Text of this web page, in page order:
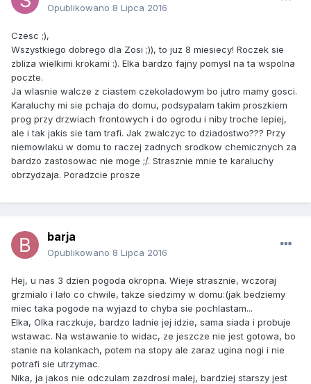
Opublikowano 8 Lipca 2016
Czesc ;),
Wszystkiego dobrego dla Zosi ;)), to juz 8 miesiecy! Roczek sie
zbliza wielkimi krokami :). Elka bardzo fajny pomysl na ta wspolna
poczte.
Ja wlasnie walcze z ciastem czekoladowym bo jutro mamy gosci.
Karaluchy mi sie pchaja do domu, podsypalam takim proszkiem
prog przy drzwiach frontowych i do ogrodu i niby troche lepiej,
ale i tak jakis sie tam trafi. Jak zwalczyc to dziadostwo??? Przy
niemowlaku w domu to raczej zadnych srodkow chemicznych za
bardzo zastosowac nie moge ;/. Strasznie mnie te karaluchy
obrzydzaja. Poradzcie prosze
barja
Opublikowano 8 Lipca 2016
Hej, u nas 3 dzien pogoda okropna. Wieje strasznie, wczoraj
grzmialo i lało co chwile, takze siedzimy w domu:(jak bedziemy
miec taka pogode na wyjazd to chyba sie pochlastam...
Elka, Olka raczkuje, bardzo ladnie jej idzie, sama siada i probuje
wstawac. Na wstawanie to widac, ze jeszcze nie jest gotowa, bo
stanie na kolankach, potem na stopy ale zaraz ugina nogi i nie
potrafi sie utrzymac.
Nika, ja jakos nie odczulam zazdrosi malej, bardziej starszy jest